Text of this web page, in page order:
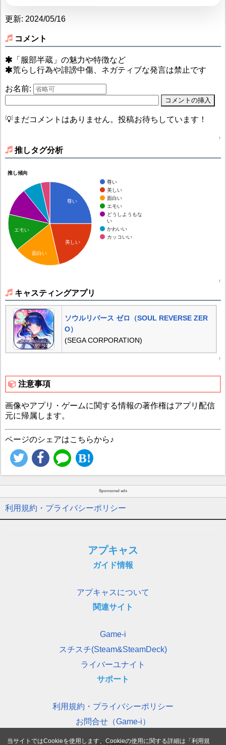
更新: 2024/05/16
コメント
「服部半蔵」の魅力や特徴など
荒らし行為や誹謗中傷、ネガティブな発言は禁止です
お名前:
💡まだコメントはありません。投稿お待ちしています！
↑
推しタグ分析
推し傾向
尊い
美しい
面白い
エモい
どうしようもな
い
かわいい
カッコいい
尊い
美しい
エモい
面白い
↑
キャスティングアプリ
ソウルリバース ゼロ（SOUL REVERSE ZER
O）
(SEGA CORPORATION)
↑
注意事項
画像やアプリ・ゲームに関する情報の著作権はアプリ配信
元に帰属します。
ページのシェアはこちらから♪
Sponsored ads
利用規約・プライバシーポリシー
アプキャス
ガイド情報
アプキャスについて
関連サイト
Game-i
スチスチ(Steam&SteamDeck)
ライバーユナイト
サポート
利用規約・プライバシーポリシー
お問合せ（Game-i）
当サイトではCookieを使用します。Cookieの使用に関する詳細は「利用規